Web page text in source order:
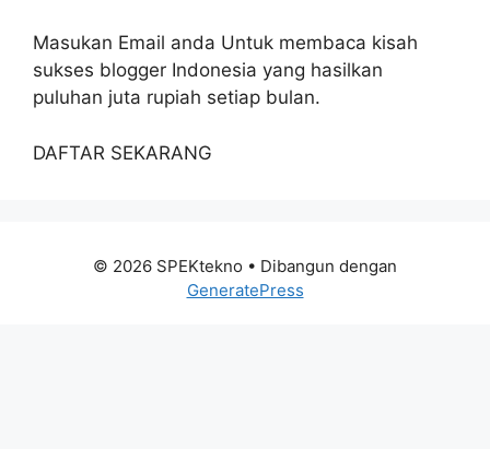
Masukan Email anda Untuk membaca kisah
sukses blogger Indonesia yang hasilkan
puluhan juta rupiah setiap bulan.
DAFTAR SEKARANG
© 2026 SPEKtekno • Dibangun dengan
GeneratePress